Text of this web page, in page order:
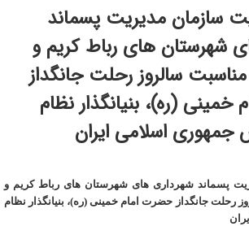
سازمان مدیریت پسماند
شهرستان های رباط کریم و
مناسبت سالروز رحلت جانگداز
(ره)، بنیانگذار نظام
اسلامی ایران
پسماند شهرداری­ های شهرستان­ های رباط­ کریم و
رحلت جانگداز حضرت امام خمینی (ره)، بنیانگذار نظام